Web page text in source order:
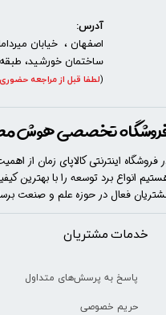
خدمات مشتریان
پاسخ به پرسش‌های متداول
حریم خصوصی
تخصصی هوش
فروشگاه اینترنتی کالاپای زمان از
انواع برد توسعه را با​​​ بهترین
فعال در حوزه علم و صنعت
آدرس:
اصفهان ، خیابان
ساختمان خورشید، طبقه 4، واحد 11، پلاک
(لطفا قبل از مراجعه